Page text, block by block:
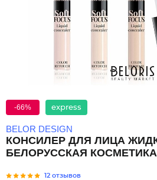
-66% express
BELOR DESIGN
КОНСИЛЕР ДЛЯ ЛИЦА
БЕЛОРУССКАЯ КОСМЕТИКА
12 отзывов